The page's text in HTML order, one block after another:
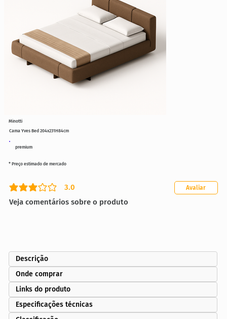
premium
Cama Yves Bed 204x231H84cm
3.0
classificação média é 3 de 5
Veja comentários sobre o produto
Avaliar
* Preço estimado de mercado
Minotti
Descrição
Onde comprar
Links do produto
Especificações técnicas